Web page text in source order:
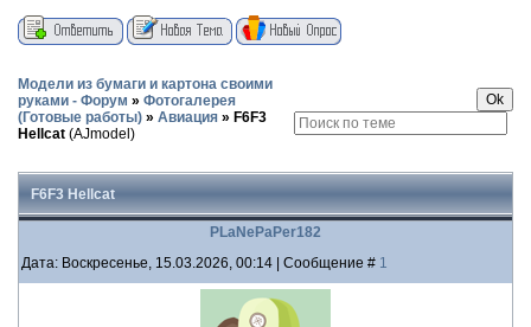
Модели из бумаги и картона своими
руками - Форум » Фотогалерея
(Готовые работы) » Авиация » F6F3
Hellcat (AJmodel)
F6F3 Hellcat
PLaNePaPer182
Дата: Воскресенье, 15.03.2026, 00:14 | Сообщение # 1